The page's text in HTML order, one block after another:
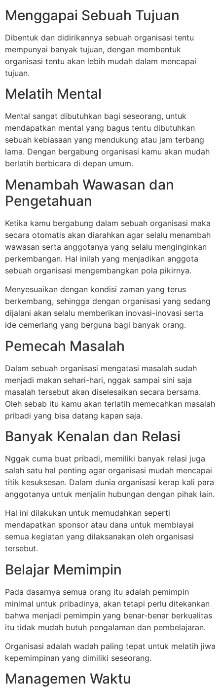
Menggapai Sebuah Tujuan
Dibentuk dan didirikannya sebuah organisasi tentu
mempunyai banyak tujuan, dengan membentuk
organisasi tentu akan lebih mudah dalam mencapai
tujuan.
Melatih Mental
Mental sangat dibutuhkan bagi seseorang, untuk
mendapatkan mental yang bagus tentu dibutuhkan
sebuah kebiasaan yang mendukung atau jam terbang
lama. Dengan bergabung organisasi kamu akan mudah
berlatih berbicara di depan umum.
Menambah Wawasan dan
Pengetahuan
Ketika kamu bergabung dalam sebuah organisasi maka
secara otomatis akan diarahkan agar selalu menambah
wawasan serta anggotanya yang selalu menginginkan
perkembangan. Hal inilah yang menjadikan anggota
sebuah organisasi mengembangkan pola pikirnya.
Menyesuaikan dengan kondisi zaman yang terus
berkembang, sehingga dengan organisasi yang sedang
dijalani akan selalu memberikan inovasi-inovasi serta
ide cemerlang yang berguna bagi banyak orang.
Pemecah Masalah
Dalam sebuah organisasi mengatasi masalah sudah
menjadi makan sehari-hari, nggak sampai sini saja
masalah tersebut akan diselesaikan secara bersama.
Oleh sebab itu kamu akan terlatih memecahkan masalah
pribadi yang bisa datang kapan saja.
Banyak Kenalan dan Relasi
Nggak cuma buat pribadi, memiliki banyak relasi juga
salah satu hal penting agar organisasi mudah mencapai
titik kesuksesan. Dalam dunia organisasi kerap kali para
anggotanya untuk menjalin hubungan dengan pihak lain.
Hal ini dilakukan untuk memudahkan seperti
mendapatkan sponsor atau dana untuk membiayai
semua kegiatan yang dilaksanakan oleh organisasi
tersebut.
Belajar Memimpin
Pada dasarnya semua orang itu adalah pemimpin
minimal untuk pribadinya, akan tetapi perlu ditekankan
bahwa menjadi pemimpin yang benar-benar berkualitas
itu tidak mudah butuh pengalaman dan pembelajaran.
Organisasi adalah wadah paling tepat untuk melatih jiwa
kepemimpinan yang dimiliki seseorang.
Managemen Waktu